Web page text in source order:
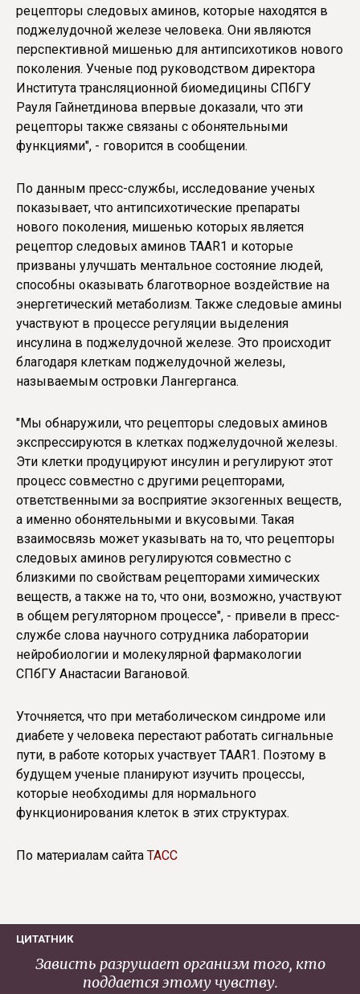
рецепторы следовых аминов, которые находятся в
поджелудочной железе человека. Они являются
перспективной мишенью для антипсихотиков нового
поколения. Ученые под руководством директора
Института трансляционной биомедицины СПбГУ
Рауля Гайнетдинова впервые доказали, что эти
рецепторы также связаны с обонятельными
функциями", - говорится в сообщении.
По данным пресс-службы, исследование ученых
показывает, что антипсихотические препараты
нового поколения, мишенью которых является
рецептор следовых аминов TAAR1 и которые
призваны улучшать ментальное состояние людей,
способны оказывать благотворное воздействие на
энергетический метаболизм. Также следовые амины
участвуют в процессе регуляции выделения
инсулина в поджелудочной железе. Это происходит
благодаря клеткам поджелудочной железы,
называемым островки Лангерганса.
"Мы обнаружили, что рецепторы следовых аминов
экспрессируются в клетках поджелудочной железы.
Эти клетки продуцируют инсулин и регулируют этот
процесс совместно с другими рецепторами,
ответственными за восприятие экзогенных веществ,
а именно обонятельными и вкусовыми. Такая
взаимосвязь может указывать на то, что рецепторы
следовых аминов регулируются совместно с
близкими по свойствам рецепторами химических
веществ, а также на то, что они, возможно, участвуют
в общем регуляторном процессе", - привели в пресс-
службе слова научного сотрудника лаборатории
нейробиологии и молекулярной фармакологии
СПбГУ Анастасии Вагановой.
Уточняется, что при метаболическом синдроме или
диабете у человека перестают работать сигнальные
пути, в работе которых участвует TAAR1. Поэтому в
будущем ученые планируют изучить процессы,
которые необходимы для нормального
функционирования клеток в этих структурах.
По материалам сайта ТАСС
ЦИТАТНИК
Зависть разрушает организм того, кто
поддается этому чувству.